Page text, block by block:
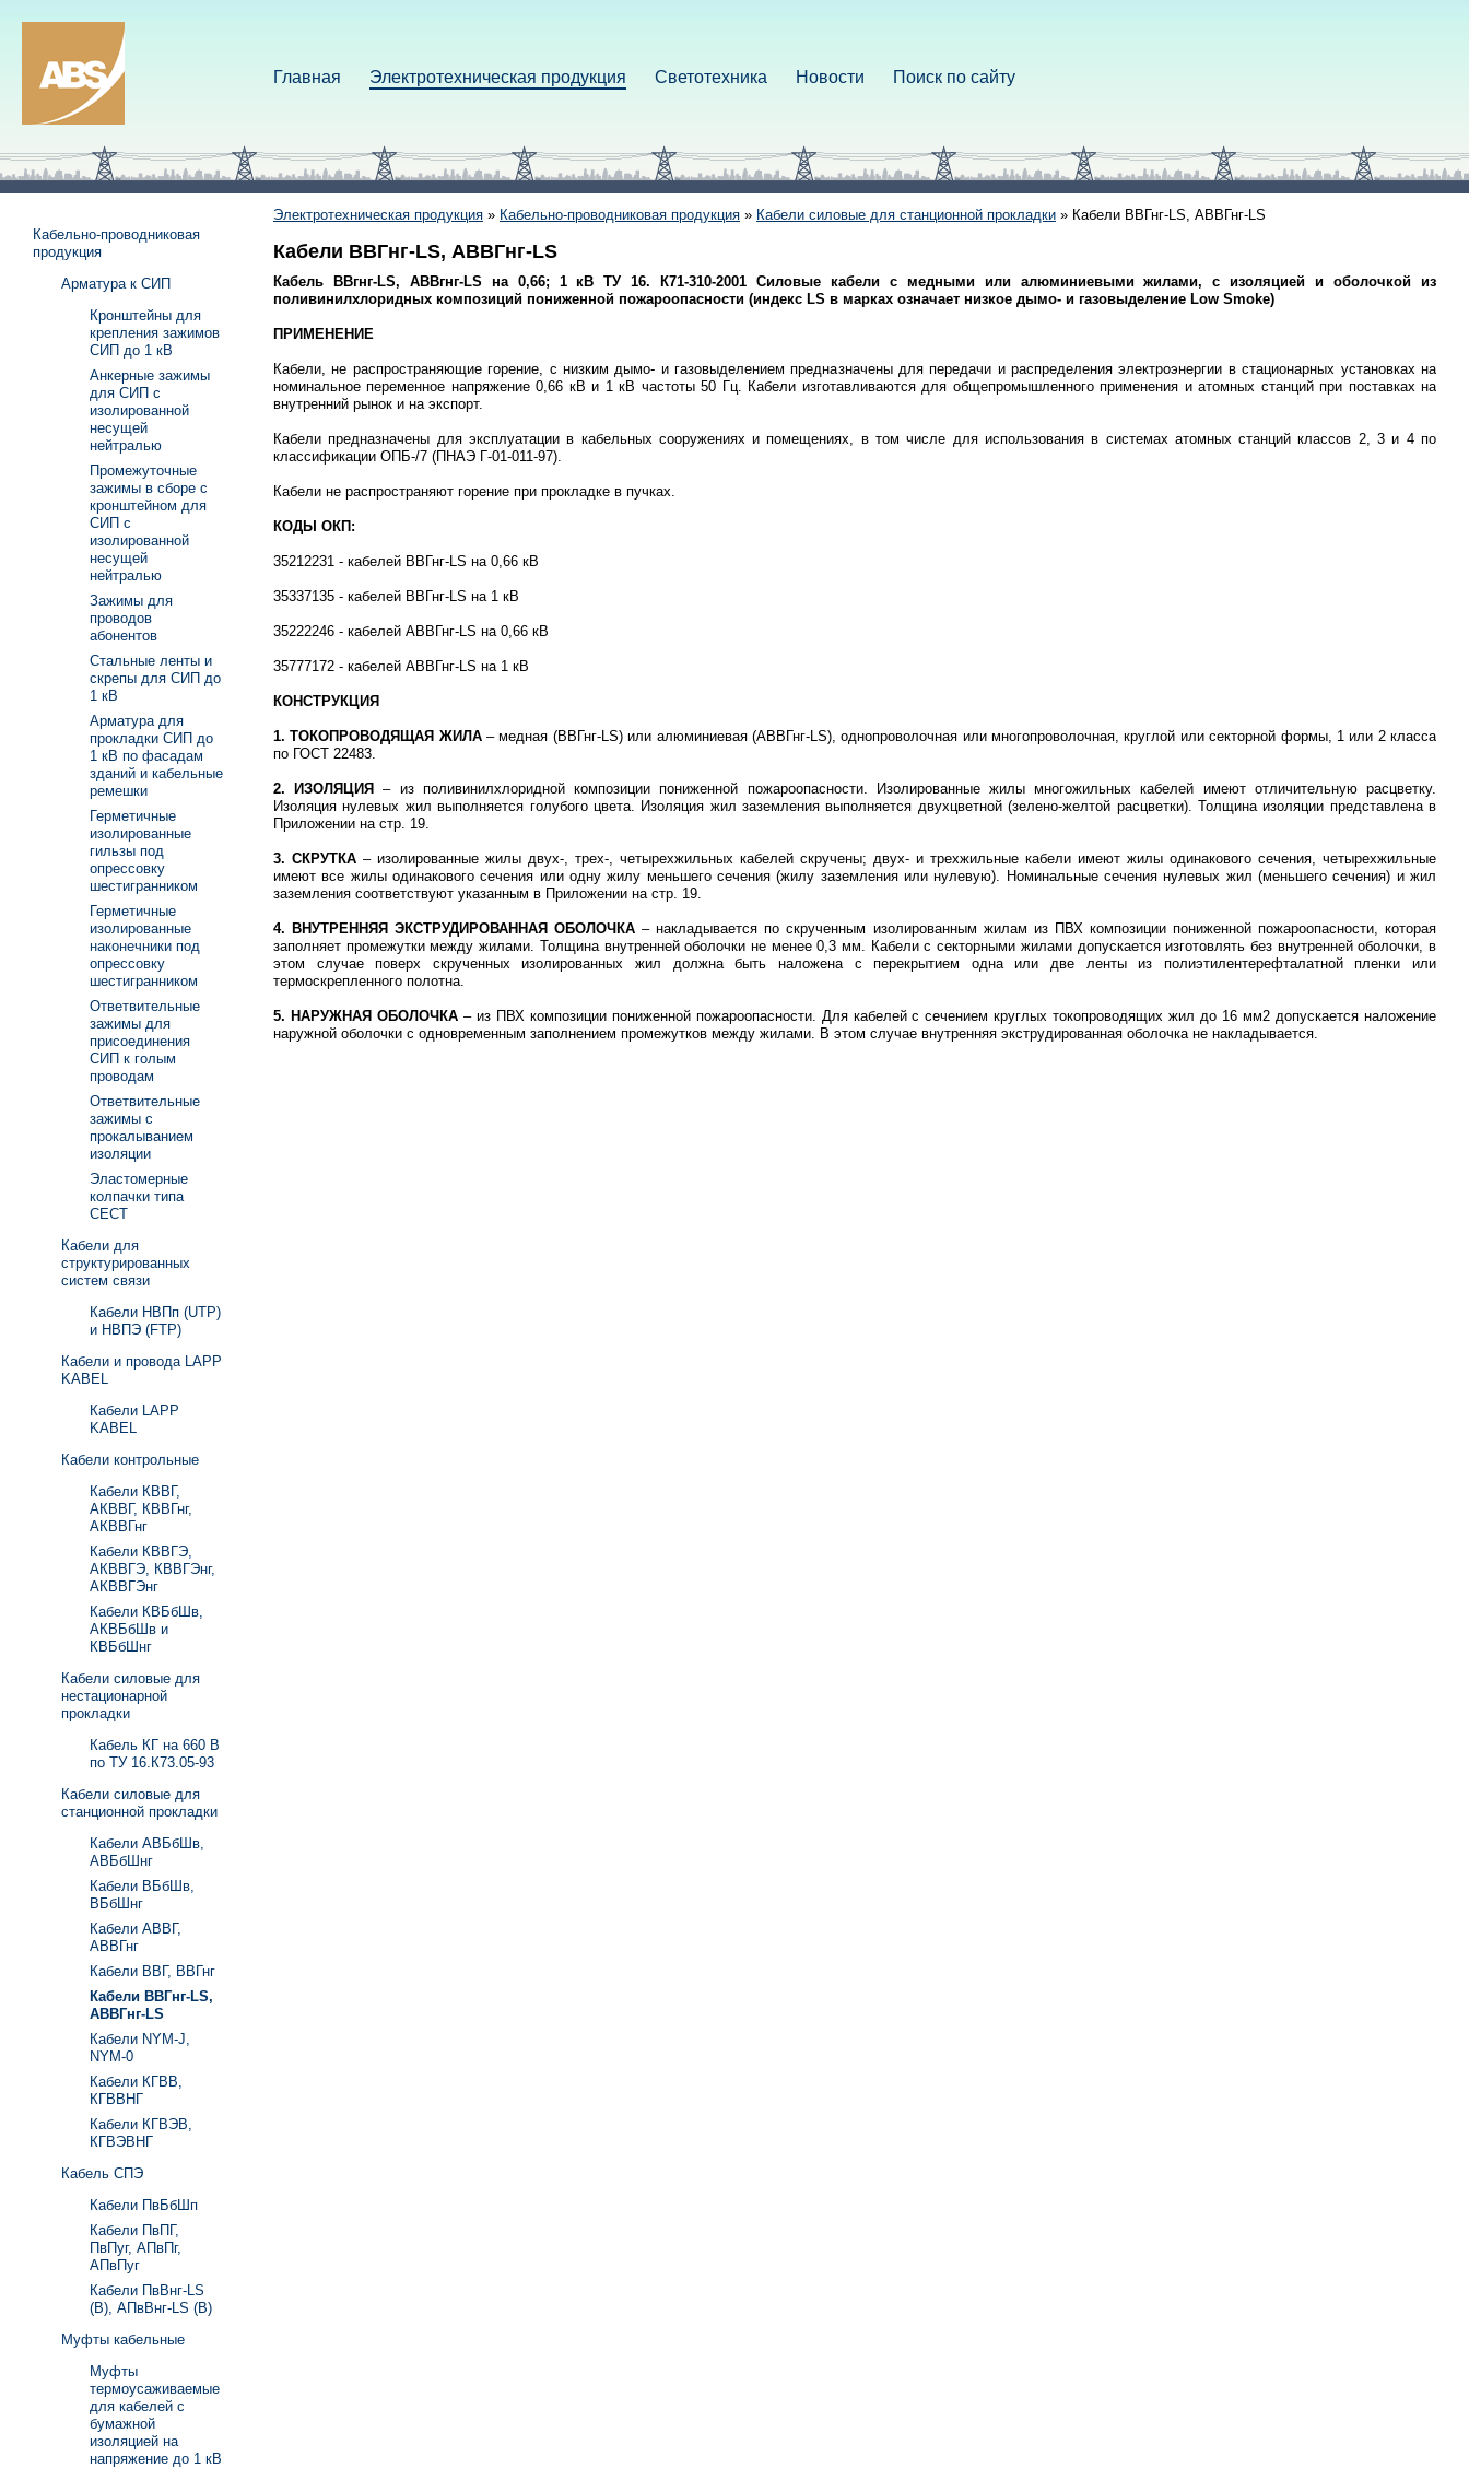
Главная Электротехническая продукция Светотехника Новости Поиск по сайту
Электротехническая продукция » Кабельно-проводниковая продукция » Кабели силовые для станционной прокладки » Кабели ВВГнг-LS, АВВГнг-LS
Кабели ВВГнг-LS, АВВГнг-LS
Кабель ВВгнг-LS, АВВгнг-LS на 0,66; 1 кВ ТУ 16. К71-310-2001 Силовые кабели с медными или алюминиевыми жилами, с изоляцией и оболочкой из
поливинилхлоридных композиций пониженной пожароопасности (индекс LS в марках означает низкое дымо- и газовыделение Low Smoke)
ПРИМЕНЕНИЕ
Кабели, не распространяющие горение, с низким дымо- и газовыделением предназначены для передачи и распределения электроэнергии в стационарных установках на
номинальное переменное напряжение 0,66 кВ и 1 кВ частоты 50 Гц. Кабели изготавливаются для общепромышленного применения и атомных станций при поставках на
внутренний рынок и на экспорт.
Кабели предназначены для эксплуатации в кабельных сооружениях и помещениях, в том числе для использования в системах атомных станций классов 2, 3 и 4 по
классификации ОПБ-/7 (ПНАЭ Г-01-011-97).
Кабели не распространяют горение при прокладке в пучках.
КОДЫ ОКП:
35212231 - кабелей ВВГнг-LS на 0,66 кВ
35337135 - кабелей ВВГнг-LS на 1 кВ
35222246 - кабелей АВВГнг-LS на 0,66 кВ
35777172 - кабелей АВВГнг-LS на 1 кВ
КОНСТРУКЦИЯ
1. ТОКОПРОВОДЯЩАЯ ЖИЛА– медная (ВВГнг-LS) или алюминиевая (АВВГнг-LS), однопроволочная или многопроволочная, круглой или секторной формы, 1 или 2 класса
по ГОСТ 22483.
2. ИЗОЛЯЦИЯ
– из поливинилхлоридной композиции пониженной пожароопасности. Изолированные жилы многожильных кабелей имеют отличительную расцветку.
Изоляция нулевых жил выполняется голубого цвета. Изоляция жил заземления выполняется двухцветной (зелено-желтой расцветки). Толщина изоляции представлена в
Приложении на стр. 19.
3. СКРУТКА – изолированные жилы двух-, трех-, четырехжильных кабелей скручены; двух- и трехжильные кабели имеют жилы одинакового сечения, четырехжильные
имеют все жилы одинакового сечения или одну жилу меньшего сечения (жилу заземления или нулевую). Номинальные сечения нулевых жил (меньшего сечения) и жил
заземления соответствуют указанным в Приложении на стр. 19.
4. ВНУТРЕННЯЯ ЭКСТРУДИРОВАННАЯ ОБОЛОЧКА– накладывается по скрученным изолированным жилам из ПВХ композиции пониженной пожароопасности, которая
заполняет промежутки между жилами. Толщина внутренней оболочки не менее 0,3 мм. Кабели с секторными жилами допускается изготовлять без внутренней оболочки, в
этом случае поверх скрученных изолированных жил должна быть наложена с перекрытием одна или две ленты из полиэтилентерефталатной пленки или
термоскрепленного полотна.
5. НАРУЖНАЯ ОБОЛОЧКА – из ПВХ композиции пониженной пожароопасности. Для кабелей с сечением круглых токопроводящих жил до 16 мм2 допускается наложение
наружной оболочки с одновременным заполнением промежутков между жилами. В этом случае внутренняя экструдированная оболочка не накладывается.
Кабельно-проводниковая
продукция
Арматура к СИП
Кронштейны для
крепления зажимов
СИП до 1 кВ
Анкерные зажимы
для СИП с
изолированной
несущей
нейтралью
Промежуточные
зажимы в сборе с
кронштейном для
СИП с
изолированной
несущей
нейтралью
Зажимы для
проводов
абонентов
Стальные ленты и
скрепы для СИП до
1 кВ
Арматура для
прокладки СИП до
1 кВ по фасадам
зданий и кабельные
ремешки
Герметичные
изолированные
гильзы под
опрессовку
шестигранником
Герметичные
изолированные
наконечники под
опрессовку
шестигранником
Ответвительные
зажимы для
присоединения
СИП к голым
проводам
Ответвительные
зажимы с
прокалыванием
изоляции
Эластомерные
колпачки типа
СЕСТ
Кабели для
структурированных
систем связи
Кабели НВПп (UTP)
и НВПЭ (FTP)
Кабели и провода LAPP
KABEL
Кабели LAPP
KABEL
Кабели контрольные
Кабели КВВГ,
АКВВГ, КВВГнг,
АКВВГнг
Кабели КВВГЭ,
АКВВГЭ, КВВГЭнг,
АКВВГЭнг
Кабели КВБбШв,
АКВБбШв и
КВБбШнг
Кабели силовые для
нестационарной
прокладки
Кабель КГ на 660 В
по ТУ 16.К73.05-93
Кабели силовые для
станционной прокладки
Кабели АВБбШв,
АВБбШнг
Кабели ВБбШв,
ВБбШнг
Кабели АВВГ,
АВВГнг
Кабели ВВГ, ВВГнг
Кабели ВВГнг-LS,
АВВГнг-LS
Кабели NYM-J,
NYM-0
Кабели КГВВ,
КГВВНГ
Кабели КГВЭВ,
КГВЭВНГ
Кабель СПЭ
Кабели ПвБбШп
Кабели ПвПГ,
ПвПуг, АПвПг,
АПвПуг
Кабели ПвВнг-LS
(В), АПвВнг-LS (В)
Муфты кабельные
Муфты
термоусаживаемые
для кабелей с
бумажной
изоляцией на
напряжение до 1 кВ